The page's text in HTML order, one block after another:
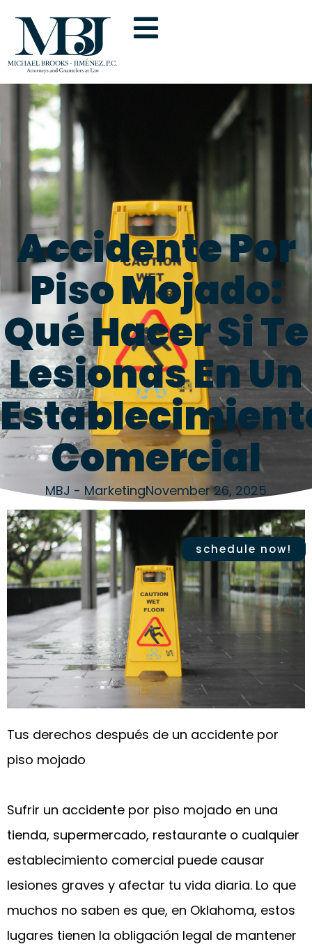
Accidente Por
Piso Mojado:
Qué Hacer Si Te
Lesionas En Un
Comercial
MBJ - MarketingNovember 26, 2025
schedule now!
Tus derechos después de un accidente por
piso mojado
Sufrir un accidente por piso mojado en una
tienda, supermercado, restaurante o cualquier
establecimiento comercial puede causar
lesiones graves y afectar tu vida diaria. Lo que
muchos no saben es que, en Oklahoma, estos
lugares tienen la obligación legal de mantener